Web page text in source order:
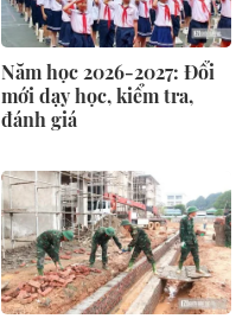
Năm học 2026-2027: Đổi
mới dạy học, kiểm tra,
đánh giá